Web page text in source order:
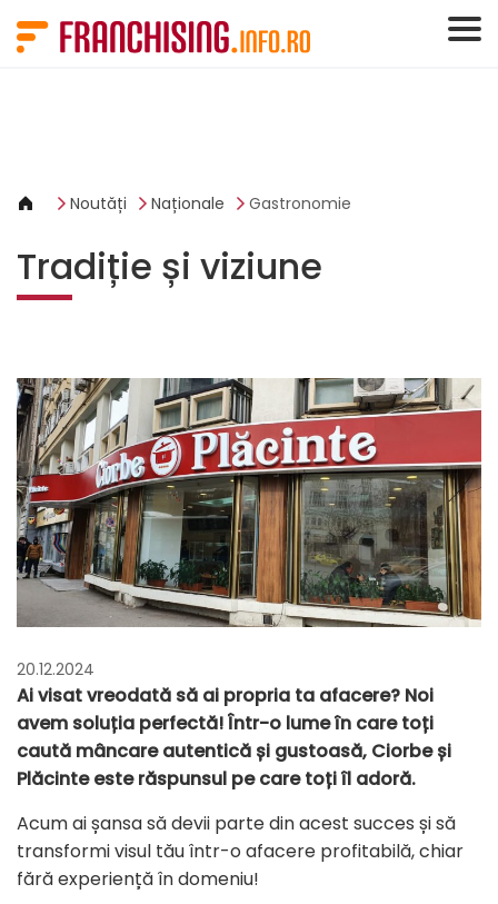
Noutăți Naționale Gastronomie
Tradiție și viziune
20.12.2024
Ai visat vreodată să ai propria ta afacere? Noi
avem soluția perfectă! Într-o lume în care toți
caută mâncare autentică și gustoasă, Ciorbe și
Plăcinte este răspunsul pe care toți îl adoră.
Acum ai șansa să devii parte din acest succes și să
transformi visul tău într-o afacere profitabilă, chiar
fără experiență în domeniu!